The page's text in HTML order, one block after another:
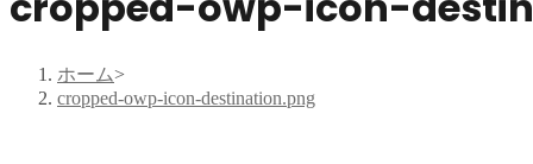
ホーム>
cropped-owp-icon-destination.png